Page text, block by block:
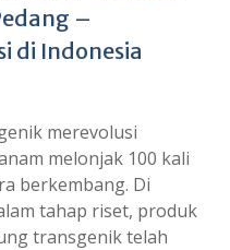
–
di Indonesia
merevolusi
melonjak 100 kali
berkembang. Di
tahap riset, produk
transgenik telah